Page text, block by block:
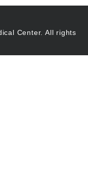
Center. All rights